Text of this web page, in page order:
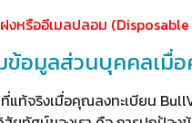
งหรืออีเมลปลอม
ข้อมูลส่วนบุคคลเมื่
ท้จริงเมื่อคุณลงทะเบียน